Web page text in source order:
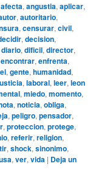
afecta,angustia,aplicar,
,autoritario,
,censurar,civil,
,decision,
diario,dificil,director,
encontrar,enfrenta,
,gente,humanidad,
,laboral,leer,leon
,miedo,momento,
,noticia,obliga,
,peligro,pensador,
,proteccion,protege,
,referir,religion,
,shock,sinonimo,
,ver,vida | Deja un